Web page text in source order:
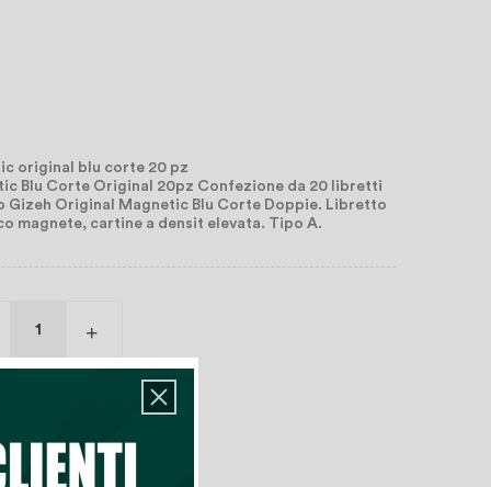
original blu corte 20 pz
Blu Corte Original 20pz Confezione da 20 libretti
Gizeh Original Magnetic Blu Corte Doppie. Libretto
magnete, cartine a densit elevata. Tipo A.